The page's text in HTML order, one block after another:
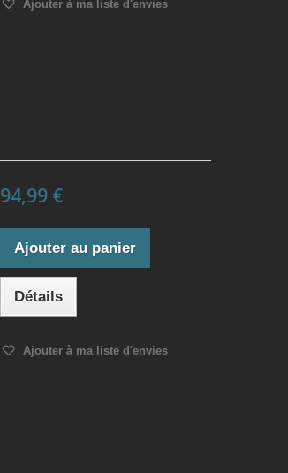
Ajouter à ma liste d'envies
94,99 €
Ajouter au panier
Détails
Ajouter à ma liste d'envies